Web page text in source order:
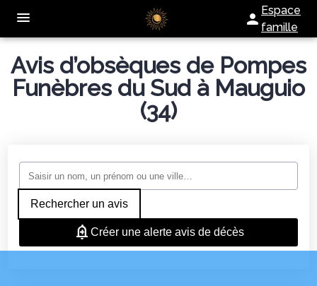
Espace
famille
NOTRE AGENCE
NOS SERVICES
ORGANISER DES OBSÈQUES
MONUMENTS FUNÉRAIRES
ESPACES HOMMAGES
Avis d’obsèques de Pompes
Funèbres du Sud à Mauguio
(34)
Rechercher un avis
Créer une alerte avis de décès